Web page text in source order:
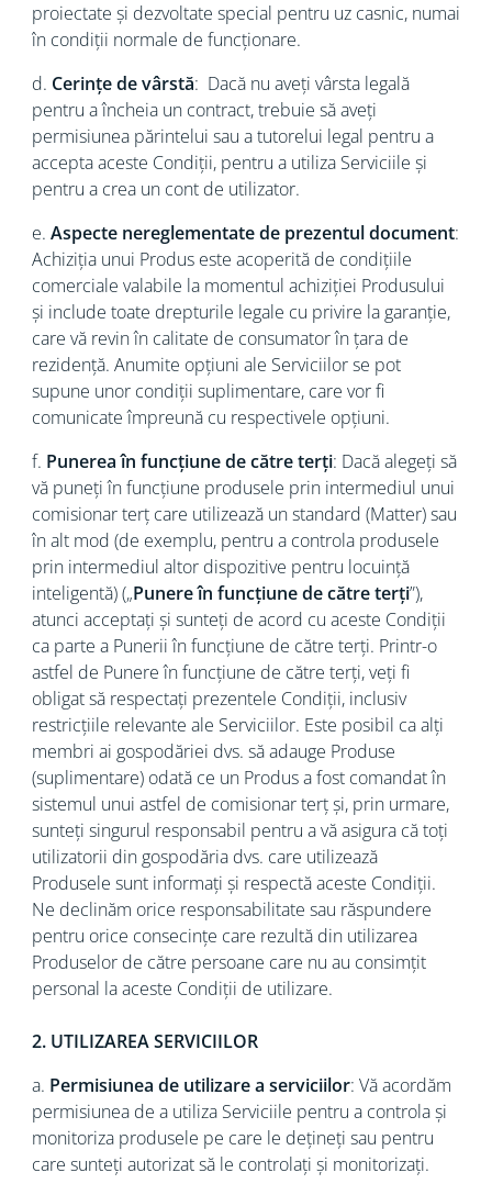
proiectate și dezvoltate special pentru uz casnic, numai
în condiții normale de funcționare.
d. Cerințe de vârstă: Dacă nu aveți vârsta legală
pentru a încheia un contract, trebuie să aveți
permisiunea părintelui sau a tutorelui legal pentru a
accepta aceste Condiții, pentru a utiliza Serviciile și
pentru a crea un cont de utilizator.
e. Aspecte nereglementate de prezentul document:
Achiziția unui Produs este acoperită de condițiile
comerciale valabile la momentul achiziției Produsului
și include toate drepturile legale cu privire la garanție,
care vă revin în calitate de consumator în țara de
rezidență. Anumite opțiuni ale Serviciilor se pot
supune unor condiții suplimentare, care vor fi
comunicate împreună cu respectivele opțiuni.
f. Punerea în funcțiune de către terți: Dacă alegeți să
vă puneți în funcțiune produsele prin intermediul unui
comisionar terț care utilizează un standard (Matter) sau
în alt mod (de exemplu, pentru a controla produsele
prin intermediul altor dispozitive pentru locuință
inteligentă) („Punere în funcțiune de către terți”),
atunci acceptați și sunteți de acord cu aceste Condiții
ca parte a Punerii în funcțiune de către terți. Printr-o
astfel de Punere în funcțiune de către terți, veți fi
obligat să respectați prezentele Condiții, inclusiv
restricțiile relevante ale Serviciilor. Este posibil ca alți
membri ai gospodăriei dvs. să adauge Produse
(suplimentare) odată ce un Produs a fost comandat în
sistemul unui astfel de comisionar terț și, prin urmare,
sunteți singurul responsabil pentru a vă asigura că toți
utilizatorii din gospodăria dvs. care utilizează
Produsele sunt informați și respectă aceste Condiții.
Ne declinăm orice responsabilitate sau răspundere
pentru orice consecințe care rezultă din utilizarea
Produselor de către persoane care nu au consimțit
personal la aceste Condiții de utilizare.
2. UTILIZAREA SERVICIILOR
a. Permisiunea de utilizare a serviciilor: Vă acordăm
permisiunea de a utiliza Serviciile pentru a controla și
monitoriza produsele pe care le dețineți sau pentru
care sunteți autorizat să le controlați și monitorizați.